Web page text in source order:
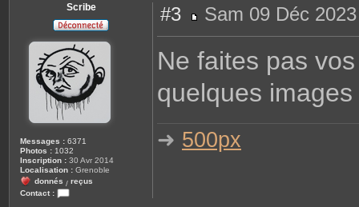
Scribe
Messages : 6371
Photos : 1032
Inscription : 30 Avr 2014
Localisation : Grenoble
donnés / reçus
Contact :
#3
e
s
e
Sam 09 Déc
Ne faites pas
quelques
➜ 500px